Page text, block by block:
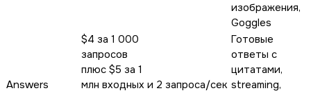
изображения,
Goggles
Answers
$4 за 1 000
запросов
плюс $5 за 1
млн входных и 2 запроса/сек
Готовые
ответы с
цитатами,
streaming,